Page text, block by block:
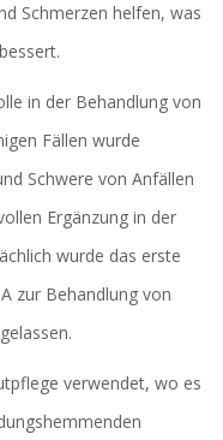
Schmerzen helfen, was
in der Behandlung von
Fällen wurde
Schwere von Anfällen
Ergänzung in der
wurde das erste
zur Behandlung von
verwendet, wo es